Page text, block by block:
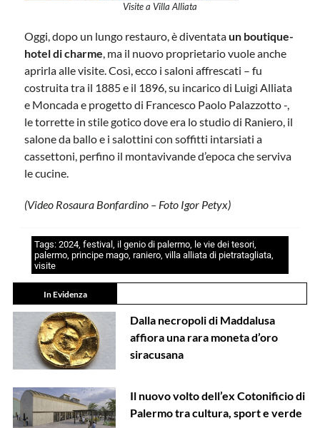
Visite a Villa Alliata
Oggi, dopo un lungo restauro, è diventataun boutique-
hotel di charme, ma il nuovo proprietario vuole anche
aprirla alle visite. Così, ecco i saloni affrescati – fu
costruita tra il 1885 e il 1896, su incarico di Luigi Alliata
e Moncada e progetto di Francesco Paolo Palazzotto -,
le torrette in stile gotico dove era lo studio di Raniero, il
salone da ballo e i salottini con soffitti intarsiati a
cassettoni, perfino il montavivande d’epoca che serviva
le cucine.
(Video Rosaura Bonfardino – Foto Igor Petyx)
Tags: 2024, festival , il genio di palermo, le vie dei tesori,
palermo, principe mago, raniero, villa alliata di pietratagliata,
visite
In Evidenza
Dalla necropoli di Maddalusa
affiora una rara moneta d’oro
siracusana
Il nuovo volto dell’ex Cotonificio di
Palermo tra cultura, sport e verde